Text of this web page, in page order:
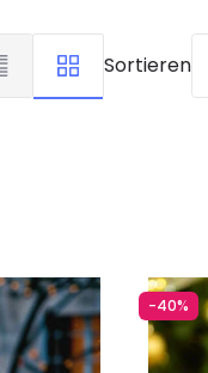
Sortieren
-40%